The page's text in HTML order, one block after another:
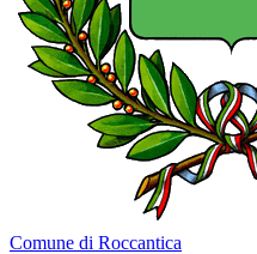
Comune di Roccantica